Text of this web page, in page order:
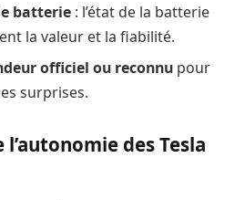
batterie : l’état de la batterie
la valeur et la fiabilité.
officiel ou reconnu pour
surprises.
des Tesla